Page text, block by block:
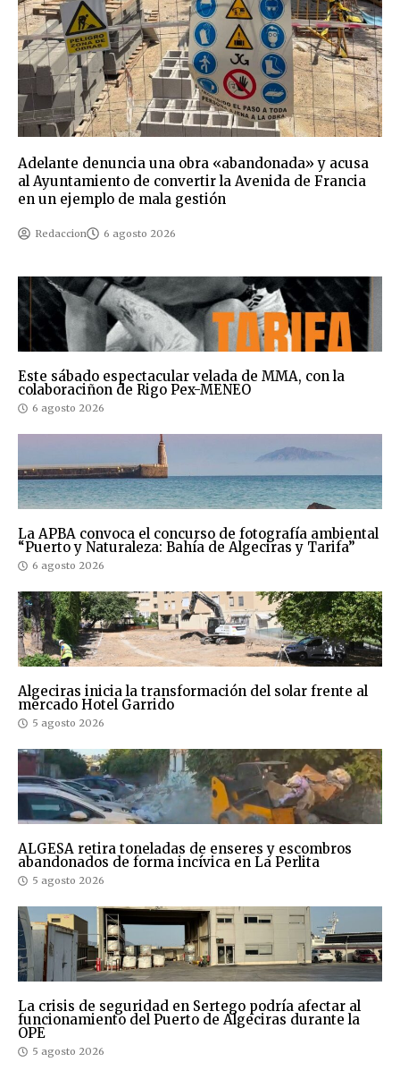
Adelante denuncia una obra «abandonada» y acusa
al Ayuntamiento de convertir la Avenida de Francia
en un ejemplo de mala gestión
Redaccion 6 agosto 2026
Este sábado espectacular velada de MMA, con la
colaboraciñon de Rigo Pex-MENEO
6 agosto 2026
La APBA convoca el concurso de fotografía ambiental
“Puerto y Naturaleza: Bahía de Algeciras y Tarifa”
6 agosto 2026
Algeciras inicia la transformación del solar frente al
mercado Hotel Garrido
5 agosto 2026
ALGESA retira toneladas de enseres y escombros
abandonados de forma incívica en La Perlita
5 agosto 2026
La crisis de seguridad en Sertego podría afectar al
funcionamiento del Puerto de Algeciras durante la
OPE
5 agosto 2026